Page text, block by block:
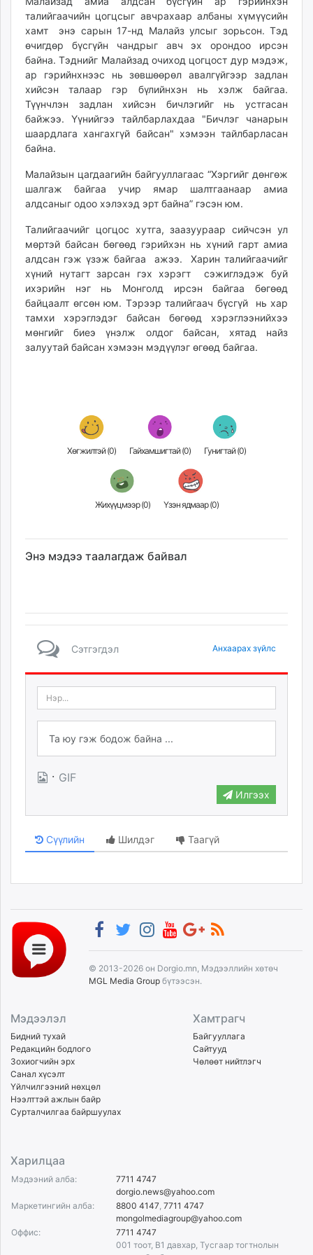
ikon.mn
mnb.mn
Livetv.mn
Eguur.mn
24tsag.mn
shuud.mn
eagle.mn
ergelt.mn
zarig.mn
today.mn
zuv.mn
mminfo.mn
unen.mn
asu.mn
shudarga.mn
shuurhai.mn
unuudur.mn
isee.mn
toim.mn
tac.mn
талийгаачийн цогцсыг авчрахаар албаны хүмүүсийн
хамт энэ сарын 17-нд Малайз улсыг зорьсон. Тэд
өчигдөр бүсгүйн чандрыг авч эх орондоо ирсэн
байна. Тэднийг Малайзад очиход цогцост дур мэдэж,
ар гэрийнхнээс нь зөвшөөрөл авалгүйгээр задлан
хийсэн талаар гэр бүлийнхэн нь хэлж байгаа.
Түүнчлэн задлан хийсэн бичлэгийг нь устгасан
байжээ. Үүнийгээ тайлбарлахдаа "Бичлэг чанарын
шаардлага хангахгүй байсан" хэмээн тайлбарласан
байна.
Малайзын цагдаагийн байгууллагаас “Хэргийг дөнгөж
шалгаж байгаа учир ямар шалтгаанаар амиа
алдсаныг одоо хэлэхэд эрт байна” гэсэн юм.
Талийгаачийг цогцос хутга, заазуураар сийчсэн ул
мөртэй байсан бөгөөд гэрийхэн нь хүний гарт амиа
алдсан гэж үзэж байгаа ажээ. Харин талийгаачийг
хүний нутагт зарсан гэх хэрэгт сэжиглэдэж буй
ихэрийн нэг нь Монголд ирсэн байгаа бөгөөд
байцаалт өгсөн юм. Тэрээр талийгаач бүсгүй нь хар
тамхи хэрэглэдэг байсан бөгөөд хэрэглээнийхээ
мөнгийг биеэ үнэлж олдог байсан, хятад найз
залуутай байсан хэмээн мэдүүлэг өгөөд байгаа.
Хөгжилтэй (0) Гайхамшигтай (0) Гунигтай (0)
Жихүүцмээр (0) Үзэн ядмаар (0)
Энэ мэдээ таалагдаж байвал
Сэтгэгдэл Анхаарах зүйлс
· GIF
Илгээх
Сүүлийн Шилдэг Таагүй
© 2013-2026 он Dorgio.mn, Мэдээллийн хөтөч
MGL Media Group бүтээсэн.
Мэдээлэл
Бидний тухай
Редакцийн бодлого
Зохиогчийн эрх
Санал хүсэлт
Үйлчилгээний нөхцөл
Нээлттэй ажлын байр
Сурталчилгаа байршуулах
Хамтрагч
Байгууллага
Сайтууд
Чөлөөт нийтлэгч
Харилцаа
Мэдээний алба:
7711 4747
dorgio.news@yahoo.com
Маркетингийн алба:
8800 4147 7711 4747
mongolmediagroup@yahoo.com
Оффис:
7711 4747
001 тоот, B1 давхар, Тусгаар тогтнолын